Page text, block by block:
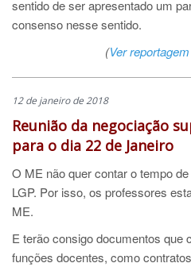
sentido de ser apresentado um
consenso nesse sentido.
(Ver
12 de janeiro de 2018
Reunião da negociação
para o dia 22 de Janeiro
O ME não quer contar o tempo
LGP. Por isso, os professores
ME.
E terão consigodocumentos que
funções docentes, como